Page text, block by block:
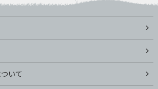
いて